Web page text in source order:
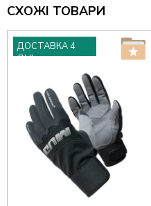
СХОЖІ ТОВАРИ
ДОСТАВКА 4
ДНІ